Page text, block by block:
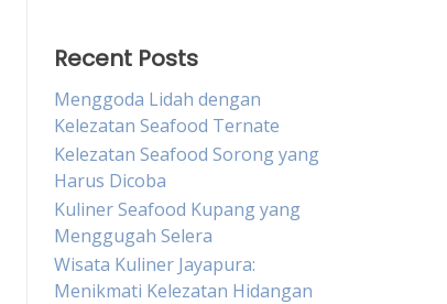
Recent Posts
Menggoda Lidah dengan
Kelezatan Seafood Ternate
Kelezatan Seafood Sorong yang
Harus Dicoba
Kuliner Seafood Kupang yang
Menggugah Selera
Wisata Kuliner Jayapura:
Menikmati Kelezatan Hidangan